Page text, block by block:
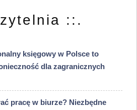
::.
księgowy w Polsce to
dla zagranicznych
pracę w biurze? Niezbędne